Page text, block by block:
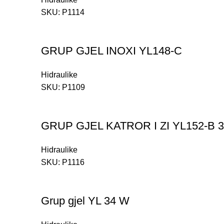
SKU: P1114
GRUP GJEL INOXI YL148-C
Hidraulike
SKU: P1109
GRUP GJEL KATROR I ZI YL152-B
Hidraulike
SKU: P1116
Grup gjel YL 34 W